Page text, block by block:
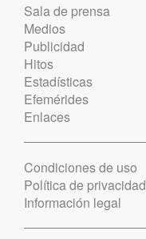
Sala de prensa
Medios
Publicidad
Hitos
Estadísticas
Efemérides
Enlaces
Condiciones de uso
Política de privacidad
Información legal